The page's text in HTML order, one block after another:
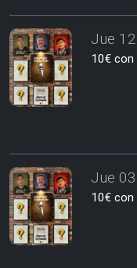
Jue
10€ con
Jue
10€ con